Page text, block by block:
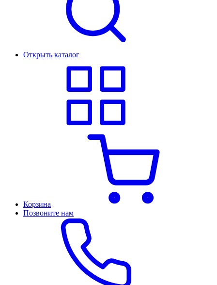
Открыть каталог
Корзина
Позвоните нам